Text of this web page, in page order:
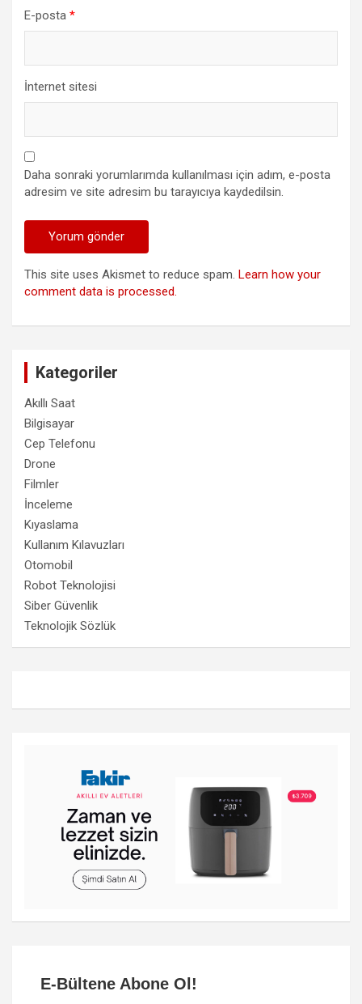
E-posta *
İnternet sitesi
Daha sonraki yorumlarımda kullanılması için adım, e-posta
adresim ve site adresim bu tarayıcıya kaydedilsin.
This site uses Akismet to reduce spam. Learn how your
comment data is processed.
Kategoriler
Akıllı Saat
Bilgisayar
Cep Telefonu
Drone
Filmler
İnceleme
Kıyaslama
Kullanım Kılavuzları
Otomobil
Robot Teknolojisi
Siber Güvenlik
Teknolojik Sözlük
E-Bültene Abone Ol!